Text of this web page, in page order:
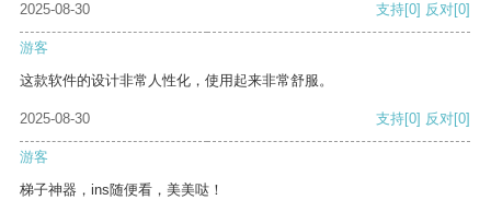
2025-08-30 支持[0] 反对[0]
游客
这款软件的设计非常人性化，使用起来非常舒服。
2025-08-30 支持[0] 反对[0]
游客
梯子神器，ins随便看，美美哒！